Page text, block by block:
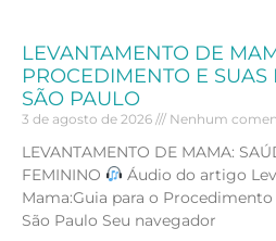
LEVANTAMENTO DE
PROCEDIMENTO E SUAS
SÃO PAULO
3 de agosto de 2026 Nenhum
LEVANTAMENTO DE MAMA:
FEMININO
Áudio do artigo
Mama:Guia para o
São Paulo Seu navegador